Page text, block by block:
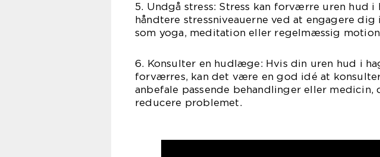
5. Undgå stress: Stress kan forværre uren hud i
håndtere stressniveauerne ved at engagere
som yoga, meditation eller regelmæssig
6. Konsulter en hudlæge: Hvis din uren hud i
forværres, kan det være en god idé at
anbefale passende behandlinger eller
reducere problemet.